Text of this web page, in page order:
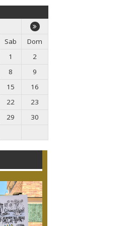
Sab
Dom
1
2
8
9
15
16
22
23
29
30